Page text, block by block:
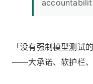
「没有强制模型测试
——大承诺、软护栏、